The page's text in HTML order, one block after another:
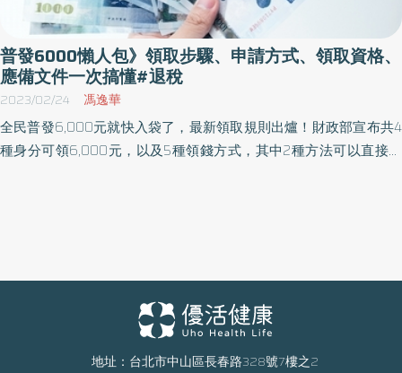
普發6000懶人包》領取步驟、申請方式、領取資格、
應備文件一次搞懂#退稅
2023/02/24 馮逸華
全民普發6,000元就快入袋了，最新領取規則出爐！財政部宣布共4
種身分可領6,000元，以及5種領錢方式，其中2種方法可以直接領
地址：台北市中山區長春路328號7樓之2